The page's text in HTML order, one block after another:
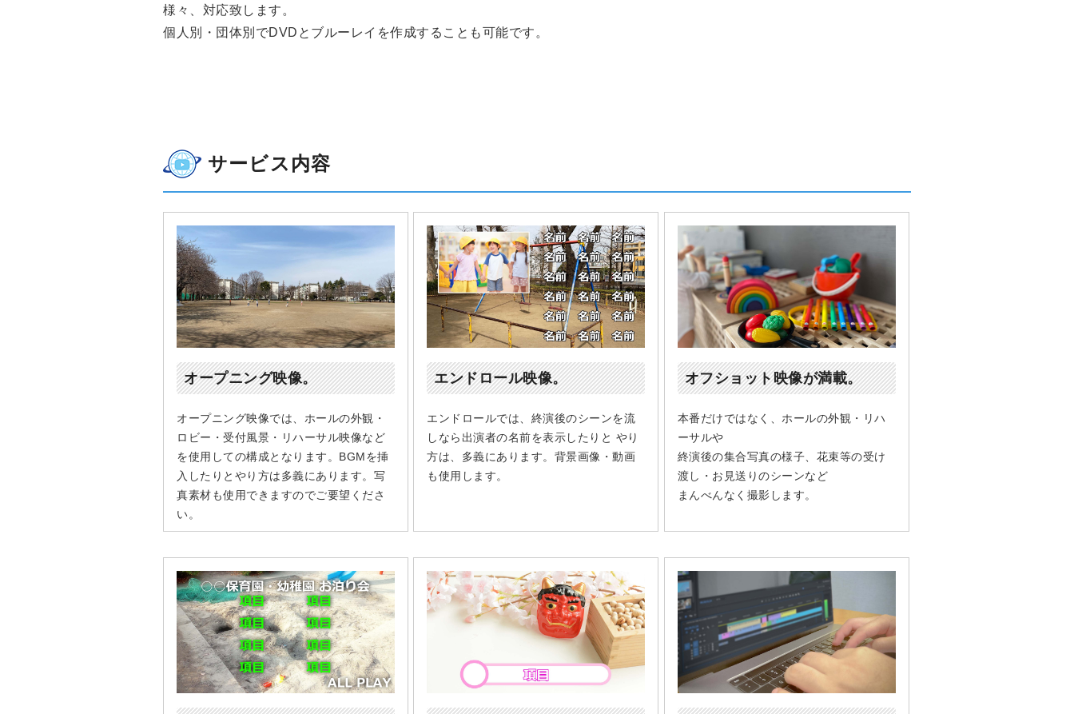
様々、対応致します。
個人別・団体別でDVDとブルーレイを作成することも可能です。
サービス内容
オープニング映像。
オープニング映像では、ホールの外観・
ロビー・受付風景・リハーサル映像など
を使用しての構成となります。BGMを挿
入したりとやり方は多義にあります。写
真素材も使用できますのでご要望くださ
い。
エンドロール映像。
エンドロールでは、終演後のシーンを流
しなら出演者の名前を表示したりと やり
方は、多義にあります。背景画像・動画
も使用します。
オフショット映像が満載。
本番だけではなく、ホールの外観・リハ
ーサルや
終演後の集合写真の様子、花束等の受け
渡し・お見送りのシーンなど
まんべんなく撮影します。